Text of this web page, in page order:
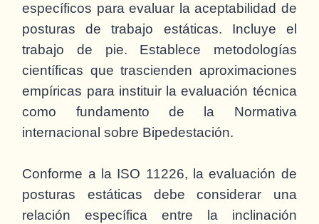
específicos para evaluar la aceptabilidad de
posturas de trabajo estáticas. Incluye el
trabajo de pie. Establece metodologías
científicas que trascienden aproximaciones
empíricas para instituir la evaluación técnica
como fundamento de la Normativa
internacional sobre Bipedestación.
Conforme a la ISO 11226, la evaluación de
posturas estáticas debe considerar una
relación específica entre la inclinación